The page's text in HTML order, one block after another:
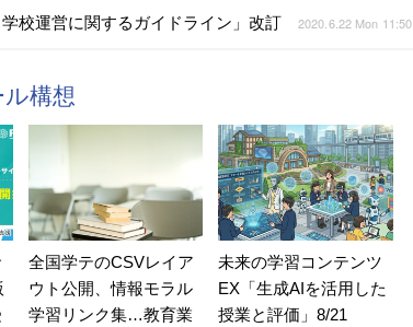
校運営に関するガイドライン」改訂 2020.6.22 Mon 11:50
構想
全国学テのCSVレイア
ウト公開、情報モラル
学習リンク集…教育業
未来の学習コンテンツ
EX「生成AIを活用した
授業と評価」8/21